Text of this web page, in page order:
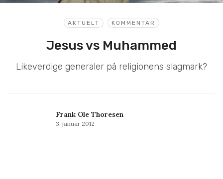
AKTUELT KOMMENTAR
Jesus vs Muhammed
Likeverdige generaler på religionens slagmark?
Frank Ole Thoresen
3. januar 2012